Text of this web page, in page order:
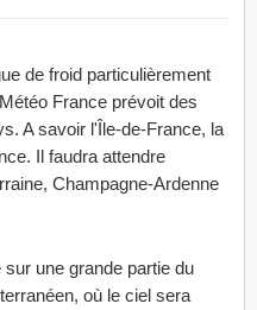
de froid particulièrement
France prévoit des
A savoir l'Île-de-France, la
Il faudra attendre
Champagne-Ardenne
une grande partie du
où le ciel sera